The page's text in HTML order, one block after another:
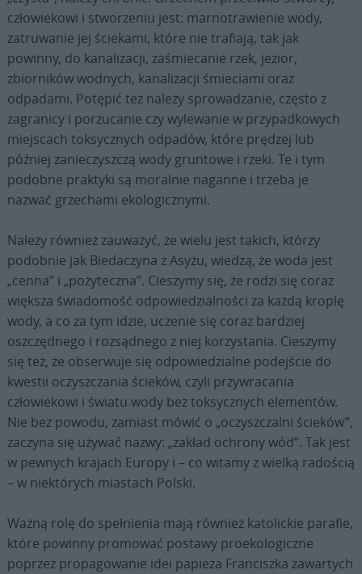
człowiekowi i stworzeniu jest: marnotrawienie wody,
zatruwanie jej ściekami, które nie trafiają, tak jak
powinny, do kanalizacji, zaśmiecanie rzek, jezior,
zbiorników wodnych, kanalizacji śmieciami oraz
odpadami. Potępić też należy sprowadzanie, często z
zagranicy i porzucanie czy wylewanie w przypadkowych
miejscach toksycznych odpadów, które prędzej lub
później zanieczyszczą wody gruntowe i rzeki. Te i tym
podobne praktyki są moralnie naganne i trzeba je
nazwać grzechami ekologicznymi.
Należy również zauważyć, że wielu jest takich, którzy
podobnie jak Biedaczyna z Asyżu, wiedzą, że woda jest
„cenna” i „pożyteczna”. Cieszymy się, że rodzi się coraz
większa świadomość odpowiedzialności za każdą kroplę
wody, a co za tym idzie, uczenie się coraz bardziej
oszczędnego i rozsądnego z niej korzystania. Cieszymy
się też, że obserwuje się odpowiedzialne podejście do
kwestii oczyszczania ścieków, czyli przywracania
człowiekowi i światu wody bez toksycznych elementów.
Nie bez powodu, zamiast mówić o „oczyszczalni ścieków”,
zaczyna się używać nazwy: „zakład ochrony wód”. Tak jest
w pewnych krajach Europy i – co witamy z wielką radością
– w niektórych miastach Polski.
Ważną rolę do spełnienia mają również katolickie parafie,
które powinny promować postawy proekologiczne
poprzez propagowanie idei papieża Franciszka zawartych